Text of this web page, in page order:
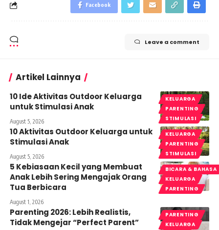
Facebook
Leave a comment
Artikel Lainnya
KELUARGA
PARENTING
STIMULASI
10 Ide Aktivitas Outdoor Keluarga
untuk Stimulasi Anak
August 5, 2026
KELUARGA
PARENTING
STIMULASI
10 Aktivitas Outdoor Keluarga untuk
Stimulasi Anak
August 5, 2026
BICARA & BAHASA
KELUARGA
PARENTING
5 Kebiasaan Kecil yang Membuat
Anak Lebih Sering Mengajak Orang
Tua Berbicara
August 1, 2026
PARENTING
KELUARGA
Parenting 2026: Lebih Realistis,
Tidak Mengejar “Perfect Parent”